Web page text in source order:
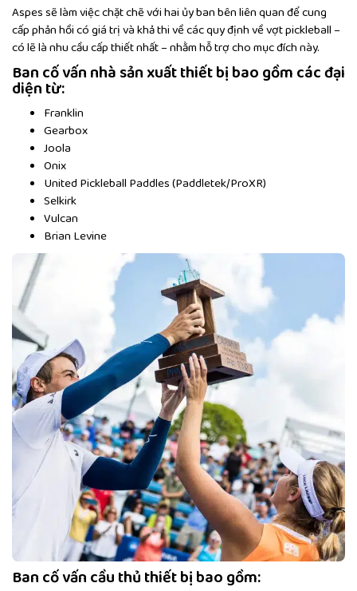
Aspes sẽ làm việc chặt chẽ với hai ủy ban bên liên quan để cung
cấp phản hồi có giá trị và khả thi về các quy định về vợt pickleball –
có lẽ là nhu cầu cấp thiết nhất – nhằm hỗ trợ cho mục đích này.
Ban cố vấn nhà sản xuất thiết bị bao gồm các đại
diện từ:
Franklin
Gearbox
Joola
Onix
United Pickleball Paddles (Paddletek/ProXR)
Selkirk
Vulcan
Brian Levine
Ban cố vấn cầu thủ thiết bị bao gồm: